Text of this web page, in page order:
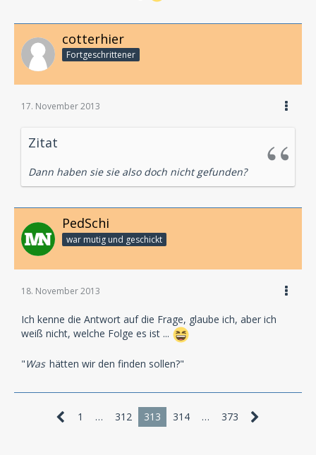
cotterhier
Fortgeschrittener
17. November 2013
Zitat
Dann haben sie sie also doch nicht gefunden?
PedSchi
war mutig und geschickt
18. November 2013
Ich kenne die Antwort auf die Frage, glaube ich, aber ich
weiß nicht, welche Folge es ist ...
"Was hätten wir den finden sollen?"
1 … 312 313 314 … 373